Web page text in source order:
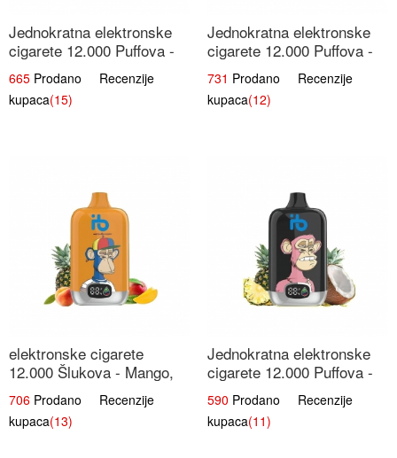
Jednokratna elektronske
cigarete 12.000 Puffova -
Lubenica Sladoled | Ljetna
Desertna Aroma
665 Prodano Recenzije
kupaca(15)
Jednokratna elektronske
cigarete 12.000 Puffova -
Breskva i Voćni Sok |
Osježavajuća Voćna
Mješavina
731 Prodano Recenzije
kupaca(12)
elektronske cigarete
12.000 Šlukova - Mango,
Ananas, Breskva | Tropska
Voćna Mješavina
706 Prodano Recenzije
kupaca(13)
Jednokratna elektronske
cigarete 12.000 Puffova -
Ananas i Kokos Sladoled |
Tropski Desert
590 Prodano Recenzije
kupaca(11)